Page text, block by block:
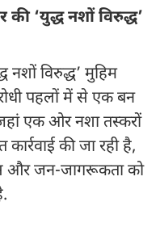
‘युद्ध नशों विरुद्ध’
नशों विरुद्ध’ मुहिम
पहलों में से एक बन
एक ओर नशा तस्करों
की जा रही है,
और जन-जागरूकता को